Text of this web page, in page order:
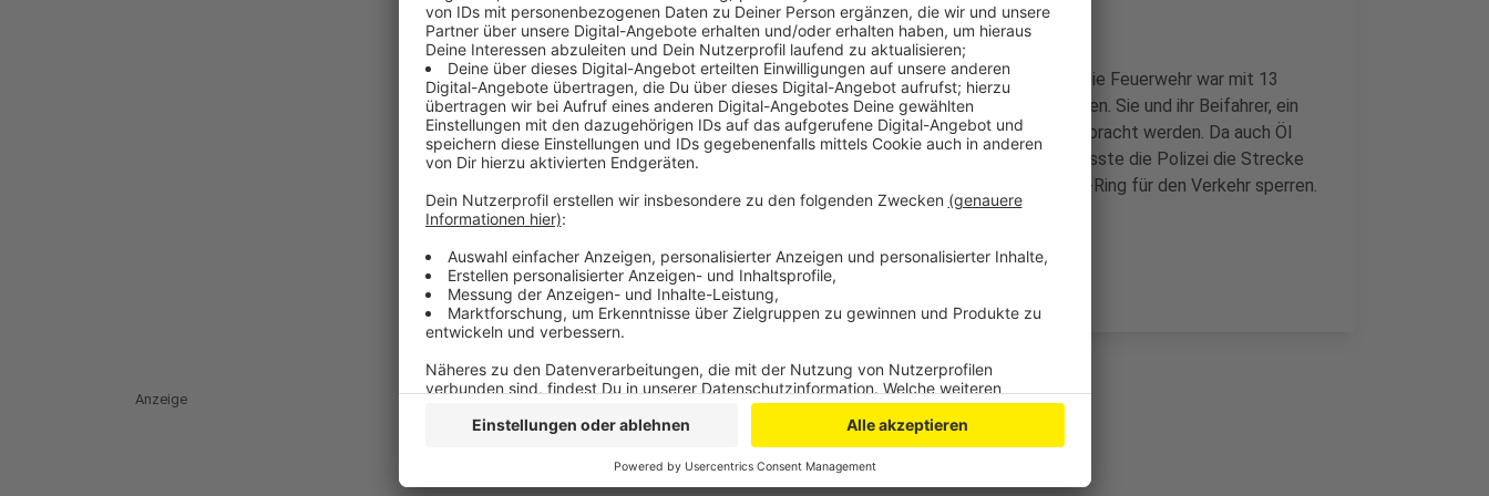
Dabei wurde eine 27 Jahre alte Frau in ihrem Auto eingeklemmt. Die Feuerwehr war mit 13
Fahrzeugen vor Ort und hat die Frau aus ihrem Auto befreien können. Sie und ihr Beifahrer, ein
11 Jahre altes Kind, mussten schwer verletzt ins Krankenhaus gebracht werden. Da auch Öl
und andere Betriebsstoffe bei dem Unfall ausgelaufen waren, musste die Polizei die Strecke
zwischen dem Kreisverkehr am Oulusee und dem Theodor-Heuss-Ring für den Verkehr sperren.
Anzeige